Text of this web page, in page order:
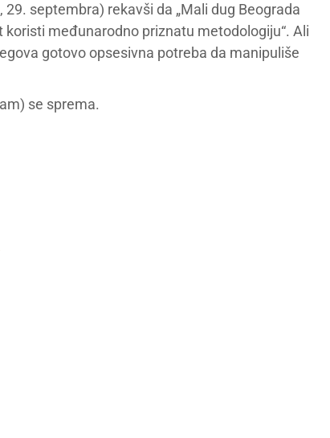
septembra) rekavši da „Mali dug Beograda
međunarodno priznatu metodologiju“. Ali
gotovo opsesivna potreba da manipuliše
se sprema.